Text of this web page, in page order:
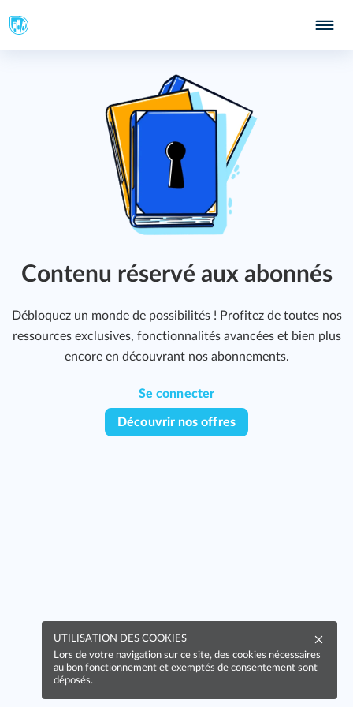
Contenu réservé aux abonnés
Débloquez un monde de possibilités ! Profitez de toutes nos
ressources exclusives, fonctionnalités avancées et bien plus
encore en découvrant nos abonnements.
Se connecter
Découvrir nos offres
UTILISATION DES COOKIES
Lors de votre navigation sur ce site, des cookies nécessaires
au bon fonctionnement et exemptés de consentement sont
déposés.